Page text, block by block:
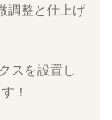
調整と仕上げ
スを設置し
！